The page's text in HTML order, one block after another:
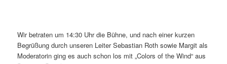
Wir betraten um 14:30 Uhr die Bühne, und nach einer kurzen
Begrüßung durch unseren Leiter Sebastian Roth sowie Margit als
Moderatorin ging es auch schon los mit „Colors of the Wind“ aus